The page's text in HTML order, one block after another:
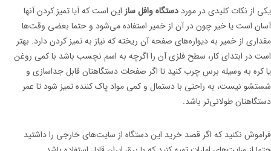
یکی از نکات کلیدی در مورد دستگاه وافل ساز این است که آیا تمیز کردن آنها
آسان است یا خیر چون در آن از خمیر استفاده می‌شود و حتما بعضی وقت‌ها
مقداری از خمیر به دیواره‌های صفحه آن ریخته که نیاز به تمیز کردن دارد. بهتر
است در ابتدای کار، سطح فلزی آن را اگرچه به اسم نچسب باشد با کمی روغن
یا کره به وسیله برس چرب کنید تا اگر صفحات دستگاهتان قابل جداسازی و
شستشو نیست، به راحتی با دستمال و کمی مواد پاک کننده تمیز شود تا عمر
دستگاهتان طولانی‌تر باشد.
فراموش نکنید که اگر قصد خرید این دستگاه از سایت‌های خارجی را داشتید